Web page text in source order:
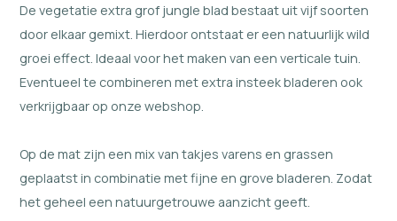
De vegetatie extra grof jungle blad bestaat uit vijf soorten
door elkaar gemixt. Hierdoor ontstaat er een natuurlijk wild
groei effect. Ideaal voor het maken van een verticale tuin.
Eventueel te combineren met extra insteek bladeren ook
verkrijgbaar op onze webshop.
Op de mat zijn een mix van takjes varens en grassen
geplaatst in combinatie met fijne en grove bladeren. Zodat
het geheel een natuurgetrouwe aanzicht geeft.